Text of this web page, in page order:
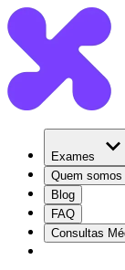
Exames
Quem somos
Blog
FAQ
Consultas